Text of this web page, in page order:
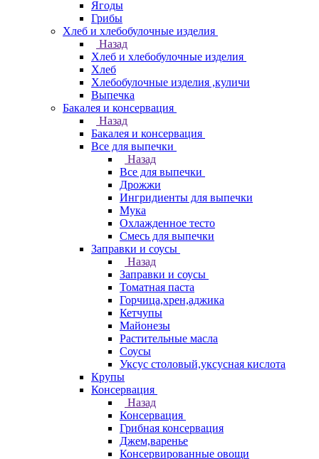
Ягоды
Грибы
Хлеб и хлебобулочные изделия
Назад
Хлеб и хлебобулочные изделия
Хлеб
Хлебобулочные изделия ,куличи
Выпечка
Бакалея и консервация
Назад
Бакалея и консервация
Все для выпечки
Назад
Все для выпечки
Дрожжи
Ингридиенты для выпечки
Мука
Охлажденное тесто
Смесь для выпечки
Заправки и соусы
Назад
Заправки и соусы
Томатная паста
Горчица,хрен,аджика
Кетчупы
Майонезы
Растительные масла
Соусы
Уксус столовый,уксусная кислота
Крупы
Консервация
Назад
Консервация
Грибная консервация
Джем,варенье
Консервированные овощи